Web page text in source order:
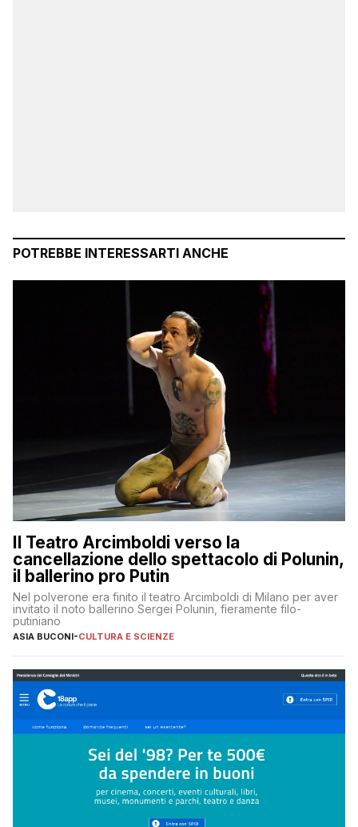
POTREBBE INTERESSARTI ANCHE
Il Teatro Arcimboldi verso la
cancellazione dello spettacolo di Polunin,
il ballerino pro Putin
Nel polverone era finito il teatro Arcimboldi di Milano per aver
invitato il noto ballerino Sergei Polunin, fieramente filo-
putiniano
ASIA BUCONI-CULTURA E SCIENZE